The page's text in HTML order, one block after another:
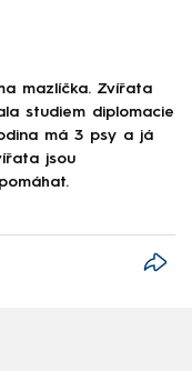
mazlíčka. Zvířata
studiem diplomacie
má 3 psy a já
jsou